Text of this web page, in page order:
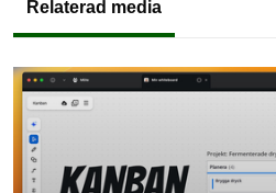
Relaterad media